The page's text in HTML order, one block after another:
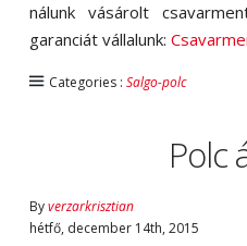
nálunk vásárolt
garanciát vállalunk:
Categories : Salgo-polc
Polc
Byverzarkrisztian
hétfő, december 14th, 2015